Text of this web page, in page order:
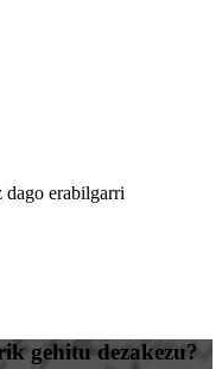
dago erabilgarri
gehitu dezakezu?